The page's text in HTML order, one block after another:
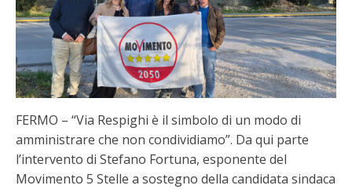
FERMO – “Via Respighi è il simbolo di un modo di
amministrare che non condividiamo”. Da qui parte
l’intervento di Stefano Fortuna, esponente del
Movimento 5 Stelle a sostegno della candidata sindaca